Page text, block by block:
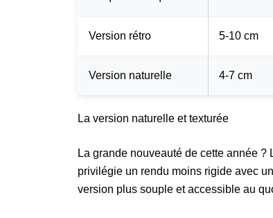
Version rétro 5-10 cm
Version naturelle 4-7 cm
La version naturelle et texturée
La grande nouveauté de cette année ?
privilégie un rendu moins rigide avec
version plus souple et accessible au